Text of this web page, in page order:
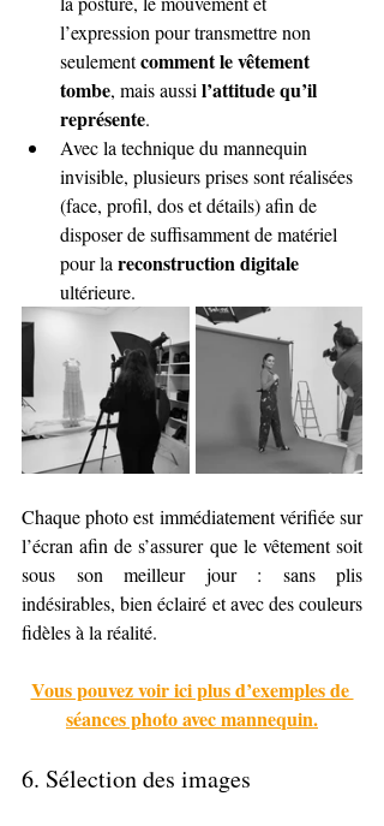
l’expression pour transmettre non
seulement comment le vêtement
tombe, mais aussi l’attitude qu’il
représente.
Avec la technique du mannequin
invisible, plusieurs prises sont réalisées
(face, profil, dos et détails) afin de
disposer de suffisamment de matériel
pour la reconstruction digitale
ultérieure.
Chaque photo est immédiatement vérifiée sur
l’écran afin de s’assurer que le vêtement soit
sous son meilleur jour : sans plis
indésirables, bien éclairé et avec des couleurs
fidèles à la réalité.
Vous pouvez voir ici plus d’exemples de
séances photo avec mannequin.
6. Sélection des images